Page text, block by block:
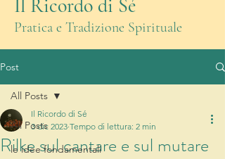
Il Ricordo di Sé
Pratica e Tradizione Spirituale
Post
All Posts
le idee fondamentali
All Posts
Rilke sul cantare e sul mutare
Il Ricordo di Sé
3 dic 2023 Tempo di lettura: 2 min